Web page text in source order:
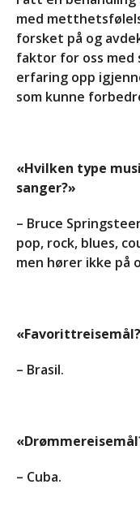
med
forsket på og
faktor for oss med
erfaring opp
som kunne
«Hvilken type
sanger?»
– Bruce
pop, rock, blues,
men hører ikke på
– Brasil.
– Cuba.